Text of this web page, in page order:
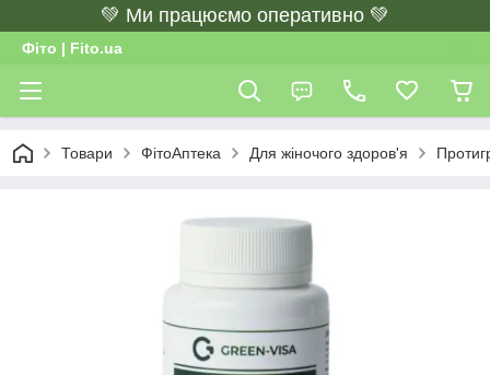
💚 Ми працюємо оперативно 💚
Фіто | Fito.ua
Товари ФітоАптека Для жіночого здоров'я